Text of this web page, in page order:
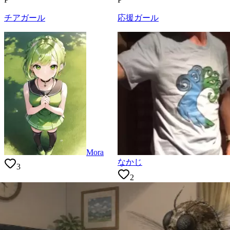
チアガール
Mora
3
応援ガール
なかじ
2